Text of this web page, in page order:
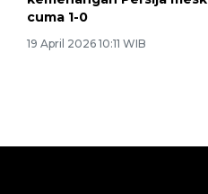
cuma 1-0
19 April 2026 10:11 WIB